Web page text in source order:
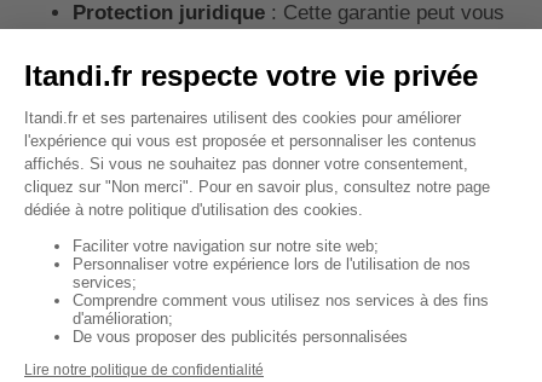
Protection juridique : Cette garantie peut vous
litige lié à un accident de voiture.
✍️À noter : Il est important de bien évaluer
vos besoins et de comparer les différentes
offres d'assurance pour choisir les garanties
les plus adaptées à votre situation.
↑ Sommaire